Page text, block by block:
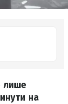
лише
на